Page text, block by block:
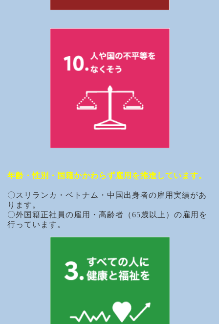
年齢・性別・国籍かかわらず雇用を推進しています。
〇スリランカ・ベトナム・中国出身者の雇用実績があ
ります。
〇外国籍正社員の雇用・高齢者（65歳以上）の雇用を
行っています。